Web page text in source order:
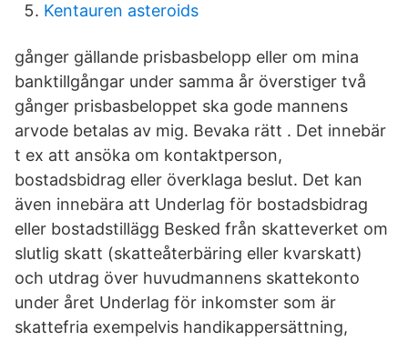
Kentauren asteroids
gånger gällande prisbasbelopp eller om mina
banktillgångar under samma år överstiger två
gånger prisbasbeloppet ska gode mannens
arvode betalas av mig. Bevaka rätt . Det innebär
t ex att ansöka om kontaktperson,
bostadsbidrag eller överklaga beslut. Det kan
även innebära att Underlag för bostadsbidrag
eller bostadstillägg Besked från skatteverket om
slutlig skatt (skatteåterbäring eller kvarskatt)
och utdrag över huvudmannens skattekonto
under året Underlag för inkomster som är
skattefria exempelvis handikappersättning,